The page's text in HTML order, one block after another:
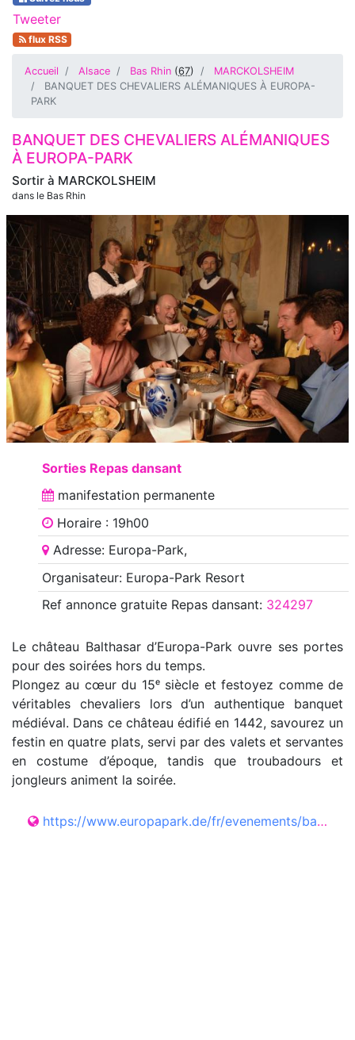
Tweeter
flux RSS
Accueil Alsace Bas Rhin (67)
MARCKOLSHEIM
BANQUET DES CHEVALIERS ALÉMANIQUES À EUROPA-
PARK
Sortir à MARCKOLSHEIM
dans le Bas Rhin
BANQUET DES CHEVALIERS ALÉMANIQUES
À EUROPA-PARK
Sorties Repas dansant
manifestation permanente
Horaire : 19h00
Adresse: Europa-Park,
Organisateur: Europa-Park Resort
Ref annoncegratuite Repas dansant: 324297
Le château Balthasar d’Europa-Park ouvre ses portes
pour des soirées hors du temps.
Plongez au cœur du 15ᵉ siècle et festoyez comme de
véritables chevaliers lors d’un authentique banquet
médiéval. Dans ce château édifié en 1442, savourez un
festin en quatre plats, servi par des valets et servantes
en costume d’époque, tandis que troubadours et
jongleurs animent la soirée.
https://www.europapark.de/fr/evenements/banquet-des-chevaliers-alemaniques#event-dates